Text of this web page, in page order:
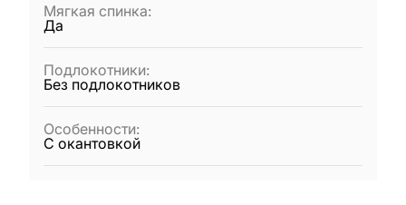
Мягкая спинка:
Да
Подлокотники:
Без подлокотников
Особенности:
С окантовкой